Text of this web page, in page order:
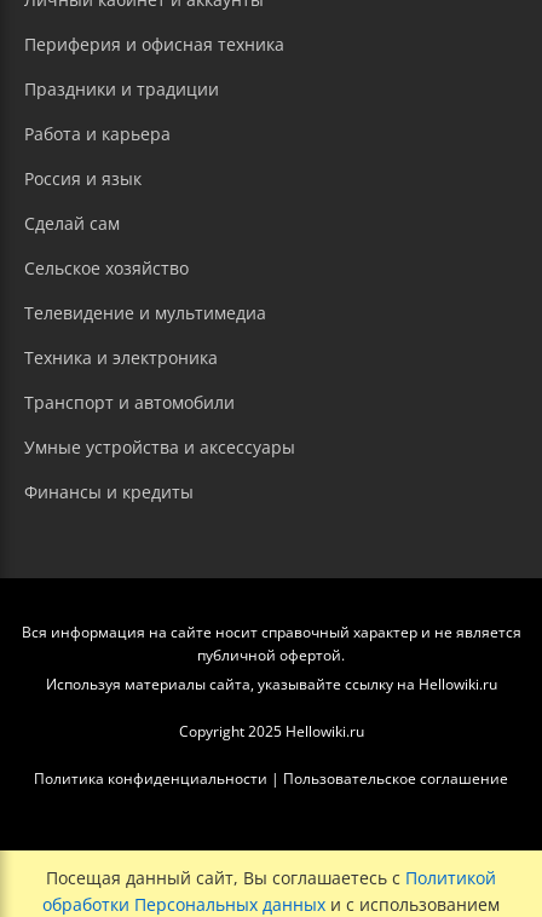
Периферия и офисная техника
Праздники и традиции
Работа и карьера
Россия и язык
Сделай сам
Сельское хозяйство
Телевидение и мультимедиа
Техника и электроника
Транспорт и автомобили
Умные устройства и аксессуары
Финансы и кредиты
Вся информация на сайте носит справочный характер и не является
публичной офертой.
Используя материалы сайта, указывайте ссылку на Hellowiki.ru
Copyright 2025 Hellowiki.ru
Политика конфиденциальности | Пользовательское соглашение
Посещая данный сайт, Вы соглашаетесь с Политикой
обработки Персональных данных и с использованием